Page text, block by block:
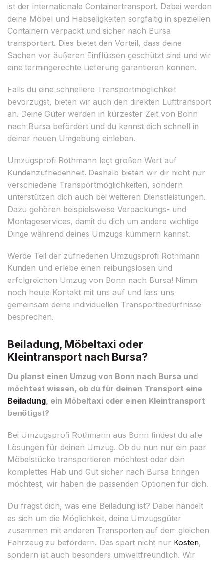
ist der internationale Containertransport. Dabei werden
deine Möbel und Habseligkeiten sorgfältig in speziellen
Containern verpackt und sicher nach Bursa
transportiert. Dies bietet den Vorteil, dass deine
Sachen vor äußeren Einflüssen geschützt sind und wir
eine termingerechte Lieferung garantieren können.
Falls du eine schnellere Transportmöglichkeit
bevorzugst, bieten wir auch den direkten Lufttransport
an. Deine Güter werden in kürzester Zeit von Bonn
nach Bursa befördert und du kannst dich schnell in
deiner neuen Umgebung einleben.
Umzugsprofi Rothmann legt großen Wert auf
Kundenzufriedenheit. Deshalb bieten wir dir nicht nur
verschiedene Transportmöglichkeiten, sondern
unterstützen dich auch bei weiteren Dienstleistungen.
Dazu gehören beispielsweise Verpackungs- und
Montageservices, damit du dich um andere wichtige
Dinge während deines Umzugs kümmern kannst.
Werde Teil der zufriedenen Umzugsprofi Rothmann
Kunden und erlebe einen reibungslosen und
erfolgreichen Umzug von Bonn nach Bursa! Nimm
noch heute Kontakt mit uns auf und lass uns
gemeinsam deine individuellen Transportbedürfnisse
besprechen.
Beiladung, Möbeltaxi oder
Kleintransport nach Bursa?
Du planst einen Umzug von Bonn nach Bursa und
möchtest wissen, ob du für deinen Transport eine
Beiladung, ein Möbeltaxi oder einen Kleintransport
benötigst?
Bei Umzugsprofi Rothmann aus Bonn findest du alle
Lösungen für deinen Umzug. Ob du nun nur ein paar
Möbelstücke transportieren möchtest oder dein
komplettes Hab und Gut sicher nach Bursa bringen
möchtest, wir haben die passenden Optionen für dich.
Du fragst dich, was eine Beiladung ist? Dabei handelt
es sich um die Möglichkeit, deine Umzugsgüter
zusammen mit anderen Transporten auf dem gleichen
Fahrzeug zu befördern. Das spart nicht nur Kosten,
sondern ist auch besonders umweltfreundlich. Wir